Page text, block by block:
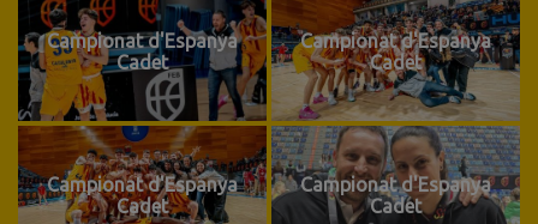
Campionat d'Espanya
Cadet
Campionat d'Espanya
Cadet
Campionat d'Espanya
Cadet
Campionat d'Espanya
Cadet